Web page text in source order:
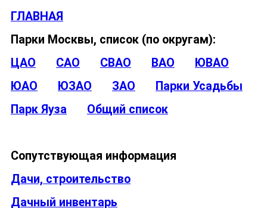
ГЛАВНАЯ
Парки Москвы, список (по округам):
ЦАО
САО СВАО ВАО
ЮВАО
ЮАО
ЮЗАО ЗАО
Парки Усадьбы
Парк Яуза
Общий список
Сопутствующая информация
Дачи, строительство
Дачный инвентарь